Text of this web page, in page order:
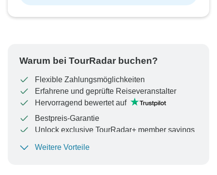
Warum bei TourRadar buchen?
Flexible Zahlungsmöglichkeiten
Erfahrene und geprüfte Reiseveranstalter
Hervorragend bewertet auf
Bestpreis-Garantie
Unlock exclusive TourRadar+ member savings
Um Ihre Zahlung zu schützen und sicherzustellen,
Weitere Vorteile